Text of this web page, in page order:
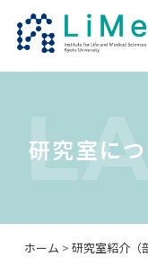
研究室に
ホーム > 研究室紹介（